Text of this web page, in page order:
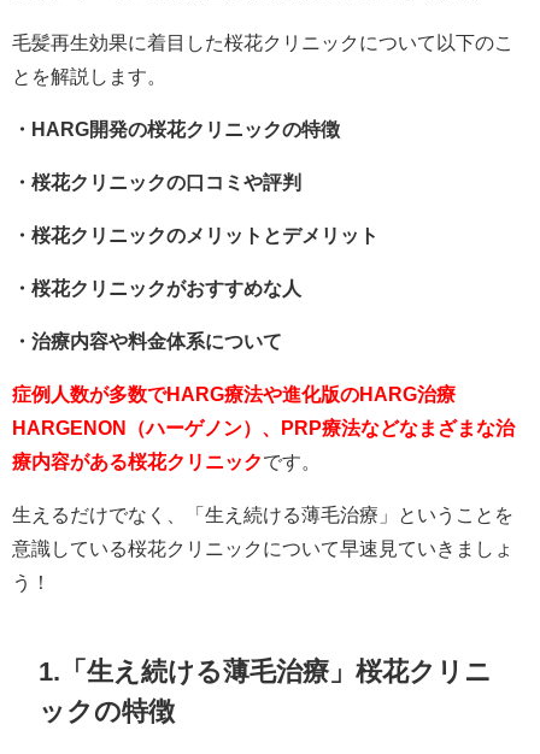
毛髪再生効果に着目した桜花クリニックについて以下のこ
とを解説します。
・HARG開発の桜花クリニックの特徴
・桜花クリニックの口コミや評判
・桜花クリニックのメリットとデメリット
・桜花クリニックがおすすめな人
・治療内容や料金体系について
症例人数が多数でHARG療法や進化版のHARG治療
HARGENON（ハーゲノン）、PRP療法などなまざまな治
療内容がある桜花クリニックです。
生えるだけでなく、「生え続ける薄毛治療」ということを
意識している桜花クリニックについて早速見ていきましょ
う！
1.「生え続ける薄毛治療」桜花クリニ
ックの特徴